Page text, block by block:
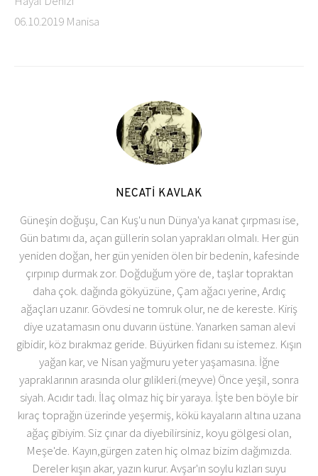
06.10.2019 Manisa
NECATİ KAVLAK
Güneşin doğuşu, Can Kuş'u nun Dünya'ya kanat çırpması ise,
Gün batımı da, açan güllerin solan yaprakları olmalı. Her gün
yeniden doğan, her gün yeniden ölen bir bedenin, kafesinde
çırpınıp durmak zor. Doğduğum yöre de, taşlar topraktan
daha çok. dağında gökyüzüne, Çam ağacı yerine, Ardıç
ağaçları uzanır. Gövdesi ne tomruk olur, ne de kereste. Kiriş
diye uzatamasın onu duvarın üstüne. Yanarken saman alevi
gibidir, köz bırakmaz geride. Büyürken fidanı su istemez. Kışın
yağan kar, ve Nisan yağmuru yeter yaşamasına. İğne
yapraklarının arasında olur gılikleri.(meyve) Önce yeşil, sonra
siyah. Acıdır tadı. İlaç olmaz hiç bir yaraya. İşte ben böyle bir
kıraç toprağın üzerinde yeşermiş, kökü kayaların altına uzana
ağaç gibiyim. Siz çınar da diyebilirsiniz, koyu gölgesi olan,
Meşe'de. Kayın,gürgen zaten hiç olmaz bizim dağımızda.
Dereler kışın akar, yazın kurur. Avşar'ın soylu kızları suyu